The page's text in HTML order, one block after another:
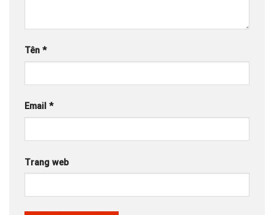
Tên *
Email *
Trang web